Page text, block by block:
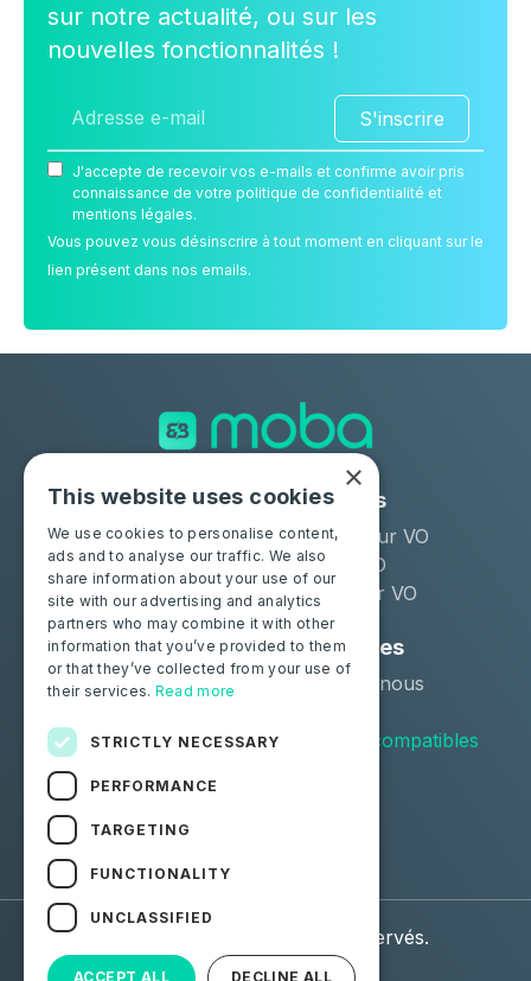
sur notre actualité, ou sur les
nouvelles fonctionnalités !
S'inscrire
J'accepte de recevoir vos e-mails et confirme avoir pris
connaissance de votre politique de confidentialité et
mentions légales.
Vous pouvez vous désinscrire à tout moment en cliquant sur le
lien présent dans nos emails.
Solutions
Moba Certify Pro
Boutique
Industries
Remarketeur VO
Loueur LLD
Distributeur VO
Particuliers
Certifiez votre batterie
Ressources
Contactez-nous
Véhicules compatibles
Suivez-nous
Facebook
Linkedin
© 2026 Moba. Tous droits réservés.
×
This website uses cookies
We use cookies to personalise content,
ads and to analyse our traffic. We also
share information about your use of our
site with our advertising and analytics
partners who may combine it with other
information that you’ve provided to them
or that they’ve collected from your use of
their services. Read more
STRICTLY NECESSARY
PERFORMANCE
TARGETING
FUNCTIONALITY
UNCLASSIFIED
ACCEPT ALL DECLINE ALL